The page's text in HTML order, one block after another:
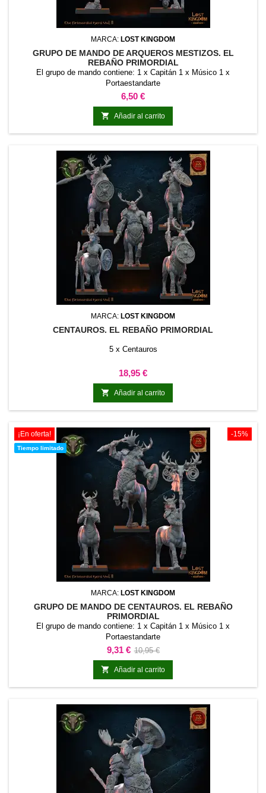
MARCA: LOST KINGDOM
GRUPO DE MANDO DE ARQUEROS MESTIZOS. EL
REBAÑO PRIMORDIAL
El grupo de mando contiene: 1 x Capitán 1 x Músico 1 x
Portaestandarte
Precio
6,50 €
 Añadir al carrito
MARCA: LOST KINGDOM
CENTAUROS. EL REBAÑO PRIMORDIAL
5 x Centauros
Precio
18,95 €
 Añadir al carrito
-15%
¡En oferta!
Tiempo limitado
MARCA: LOST KINGDOM
GRUPO DE MANDO DE CENTAUROS. EL REBAÑO
PRIMORDIAL
El grupo de mando contiene: 1 x Capitán 1 x Músico 1 x
Portaestandarte
Precio
9,31 € Precio
base
10,95 €
 Añadir al carrito